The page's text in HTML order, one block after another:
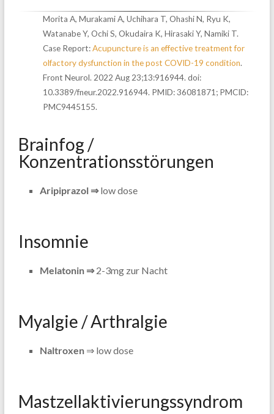
Morita A, Murakami A, Uchihara T, Ohashi N, Ryu K,
Watanabe Y, Ochi S, Okudaira K, Hirasaki Y, Namiki T.
Case Report:Acupuncture is an effective treatment for
olfactory dysfunction in the post COVID-19 condition.
Front Neurol. 2022 Aug 23;13:916944. doi:
10.3389/fneur.2022.916944. PMID: 36081871; PMCID:
PMC9445155.
Brainfog /
Konzentrationsstörungen
Aripiprazol ⇒low dose
Insomnie
Melatonin ⇒2-3mg zur Nacht
Myalgie / Arthralgie
Naltroxen ⇒ low dose
Mastzellaktivierungssyndrom